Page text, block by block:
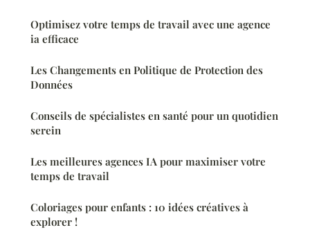
Optimisez votre temps de travail avec une agence
ia efficace
Les Changements en Politique de Protection des
Données
Conseils de spécialistes en santé pour un quotidien
serein
Les meilleures agences IA pour maximiser votre
temps de travail
Coloriages pour enfants : 10 idées créatives à
explorer !